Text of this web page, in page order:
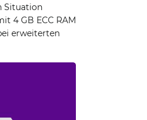
Situation
4 GB ECC RAM
erweiterten